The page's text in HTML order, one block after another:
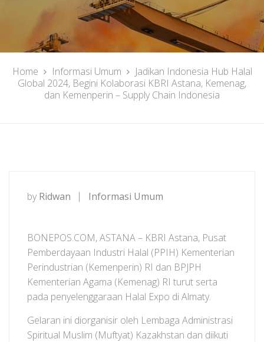
Home Informasi Umum
Jadikan Indonesia Hub Halal
Global 2024, Begini Kolaborasi KBRI Astana, Kemenag,
dan Kemenperin – Supply Chain Indonesia
by Ridwan Informasi Umum
BONEPOS.COM, ASTANA – KBRI Astana, Pusat
Pemberdayaan Industri Halal (PPIH) Kementerian
Perindustrian (Kemenperin) RI dan BPJPH
Kementerian Agama (Kemenag) RI turut serta
pada penyelenggaraan Halal Expo di Almaty.
Gelaran ini diorganisir oleh Lembaga Administrasi
Spiritual Muslim (Muftyat) Kazakhstan dan diikuti